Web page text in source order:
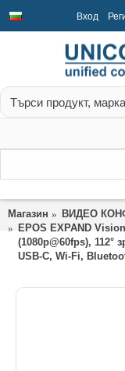
Вход
Магазин ВИДЕО
EPOS EXPAND
(1080p@60fps), 112°
USB-C, Wi-Fi,